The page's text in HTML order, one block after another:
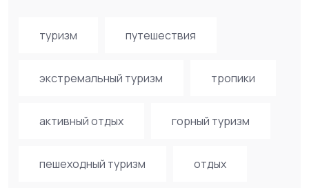
туризм путешествия
экстремальный туризм тропики
активный отдых горный туризм
пешеходный туризм отдых